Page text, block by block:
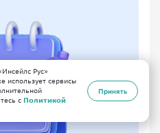
Рус»
использует сервисы
с Политикой
Принять